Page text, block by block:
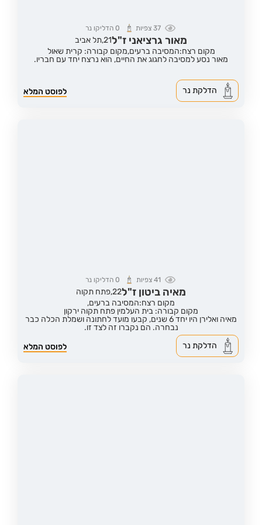
37צפיות 0 הדליקו נר
מאור גרציאני ז"ל21,תל אביב
מקום רצח:המסיבה ברעים,מקום קבורה: קרית שאול
מאור נסע למסיבה לחגוג את החיים, הוא נרצח יחד עם חבריו.
לפוסט המלא הדלקת נר
41 צפיות 0הדליקו נר
מאיה ביטון ז"ל22,פתח תקוה
מקום רצח:המסיבה ברעים,
מקום קבורה: בית העלמין פתח תקוה ירקון
מאיה ואלירן היו יחד 6 שנים, קבעו מועד לחתונה ושמלת הכלה כבר
נבחרה. הם נקברו זה לצד זו.
לפוסט המלא
הדלקת נר